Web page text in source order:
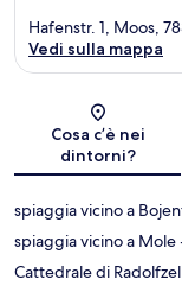
Hafenstr. 1, Moos,
Vedi sulla mappa
Cosa c’è nei
dintorni?
spiaggia vicino a
spiaggia vicino a Mole
Cattedrale di